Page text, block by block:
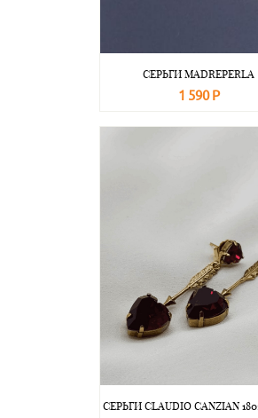
СЕРЬГИ MADREPERLA
1 590 Р
СЕРЬГИ CLAUDIO CANZIAN